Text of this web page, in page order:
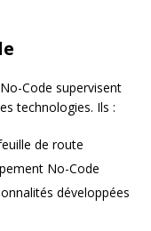
Code supervisent
technologies. Ils :
de route
No-Code
développées